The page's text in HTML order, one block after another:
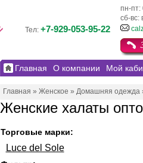
пн-пт:
сб-вс:
Тел: +7-929-053-95-22
Главная О компании Мой
Главная » Женское » Домашняя одежда
Женские халаты
Торговые марки:
Luce del Sole